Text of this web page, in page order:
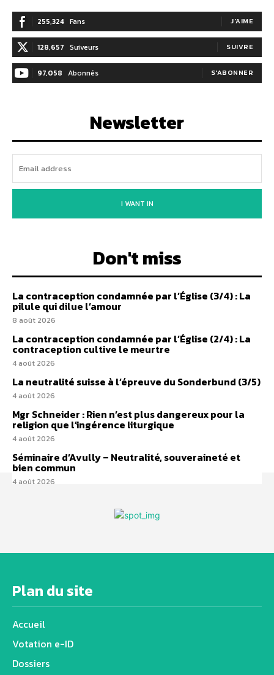
255,324 Fans J'AIME
128,657 Suiveurs SUIVRE
97,058 Abonnés S'ABONNER
Newsletter
I WANT IN
Don't miss
La contraception condamnée par l’Église (3/4) : La
pilule qui dilue l’amour
8 août 2026
La contraception condamnée par l’Église (2/4) : La
contraception cultive le meurtre
4 août 2026
La neutralité suisse à l’épreuve du Sonderbund (3/5)
4 août 2026
Mgr Schneider : Rien n’est plus dangereux pour la
religion que l’ingérence liturgique
4 août 2026
Séminaire d’Avully – Neutralité, souveraineté et
bien commun
4 août 2026
Plan du site
Accueil
Votation e-ID
Dossiers